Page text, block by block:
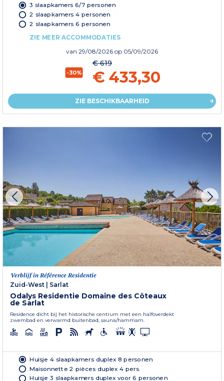
3 slaapkamers 6/7 personen
2 slaapkamers 4 personen
2 slaapkamers 6 personen
ZIE MEER ACCOMMODATIES
van 29/08/2026 op 05/09/2026
-30%
€ 619
€ 433,30
ZIE BESCHIKBAARHEID
Verblijf in Référence Residentie
Zuid-West | Sarlat
Odalys Residentie Domaine des Côteaux
de Sarlat
Residence dicht bij het historische centrum met een halfoverdekt
zwembad en verwarmd buitenbad, sauna/hammam.
Huisje 4 slaapkamers duplex 8 personen
Maisonnette 2 pièces duplex 4 pers.
Huisje 3 slaapkamers duplex voor 6 personen